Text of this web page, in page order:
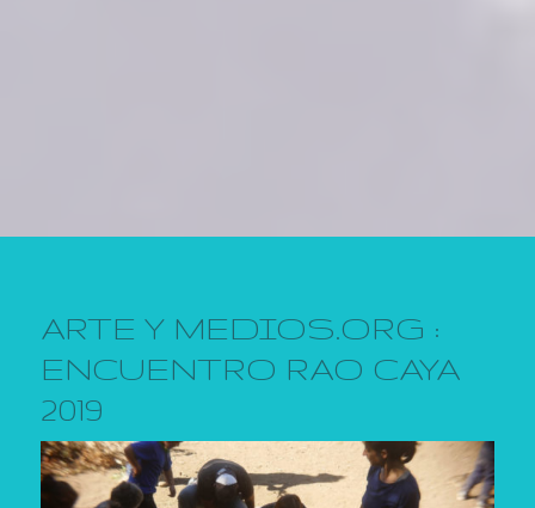
ARTE Y MEDIOS.ORG :
ENCUENTRO RAO CAYA
2019